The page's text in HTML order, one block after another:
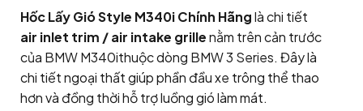
Hốc Lấy Gió Style M340i Chính Hãnglà chi tiết
air inlet trim / air intake grillenằm trên cản trước
của BMW M340ithuộc dòng BMW 3 Series. Đây là
chi tiết ngoại thất giúp phần đầu xe trông thể thao
hơn và đồng thời hỗ trợ luồng gió làm mát.